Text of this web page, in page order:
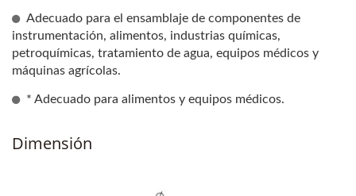
Adecuado para el ensamblaje de componentes de
instrumentación, alimentos, industrias químicas,
petroquímicas, tratamiento de agua, equipos médicos y
máquinas agrícolas.
* Adecuado para alimentos y equipos médicos.
Dimensión